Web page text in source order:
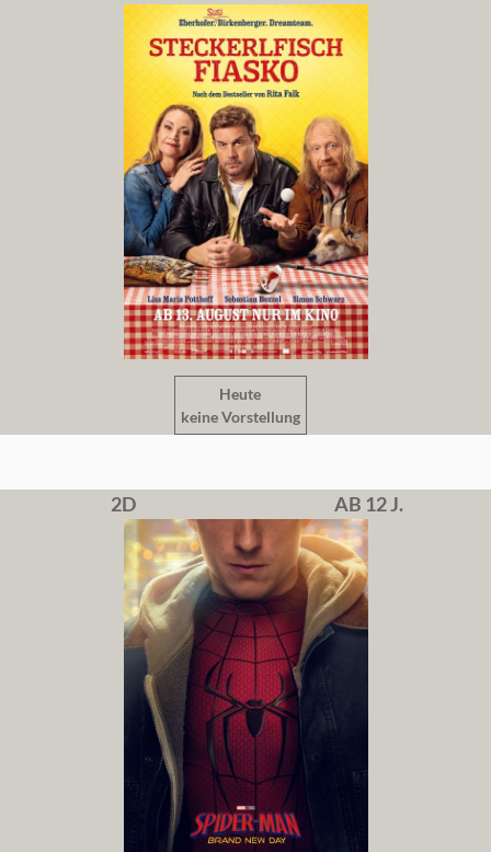
Heute
keine Vorstellung
2D AB 12 J.